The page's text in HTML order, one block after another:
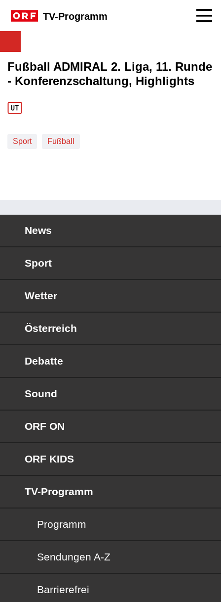
TV-Programm
Fußball ADMIRAL 2. Liga, 11. Runde
- Konferenzschaltung, Highlights
Sport Fußball
News
Sport
Wetter
Österreich
Debatte
Sound
ORF ON
ORF KIDS
TV-Programm
Programm
Sendungen von A bis Z
Sendungen A-Z
Barrierefrei
Barrierefrei